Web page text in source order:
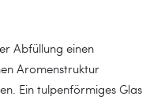
Abfüllung einen
Aromenstruktur
Ein tulpenförmiges Glas